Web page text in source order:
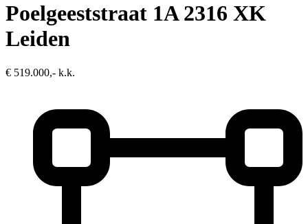
Poelgeeststraat 1A2316 XK
Leiden
€ 519.000,- k.k.